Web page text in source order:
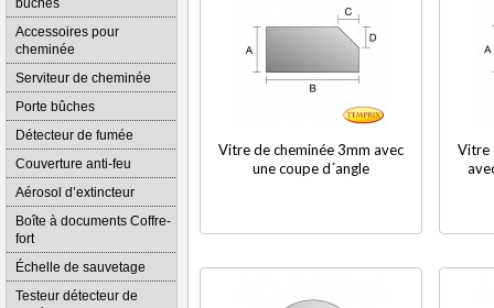
Vitre de cheminée 3mm avec
une coupe d´angle
Vitre
bûches
Accessoires pour
cheminée
Serviteur de cheminée
Porte bûches
Détecteur de fumée
Couverture anti-feu
Aérosol d’extincteur
Boîte à documents Coffre-
fort
Échelle de sauvetage
Testeur détecteur de